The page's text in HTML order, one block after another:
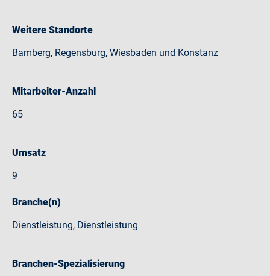
Weitere Standorte
Bamberg, Regensburg, Wiesbaden und Konstanz
Mitarbeiter-Anzahl
65
Umsatz
9
Branche(n)
Dienstleistung, Dienstleistung
Branchen-Spezialisierung